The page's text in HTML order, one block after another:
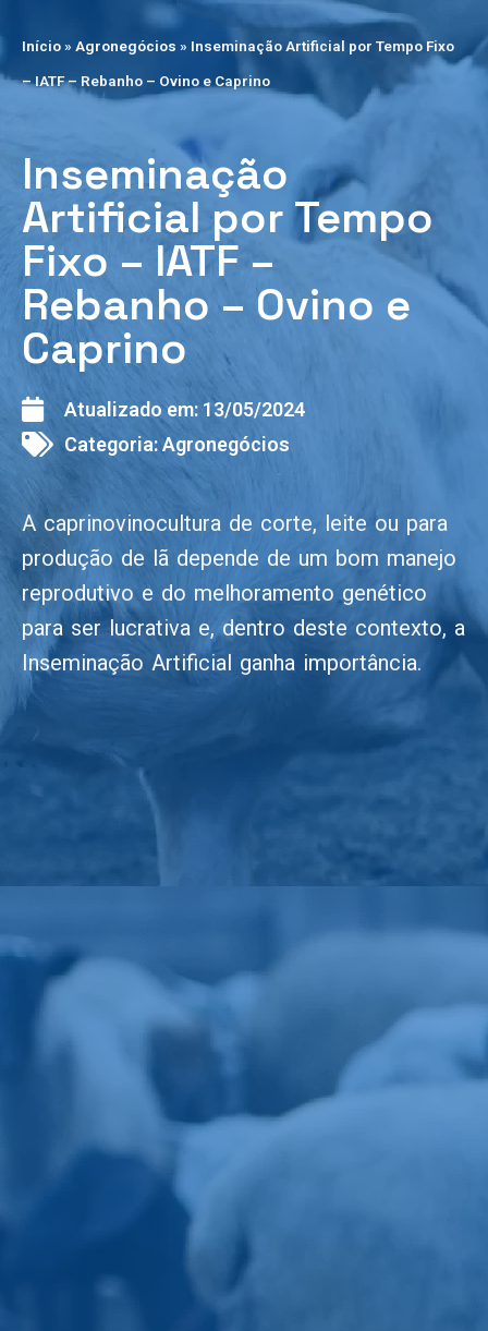
Início» Agronegócios » Inseminação Artificial por Tempo Fixo
– IATF – Rebanho – Ovino e Caprino
Inseminação
Artificial por Tempo
Fixo – IATF –
Rebanho – Ovino e
Caprino
Atualizado em: 13/05/2024
Categoria:Agronegócios
A caprinovinocultura de corte, leite ou para
produção de lã depende de um bom manejo
reprodutivo e do melhoramento genético
para ser lucrativa e, dentro deste contexto, a
Inseminação Artificial ganha importância.